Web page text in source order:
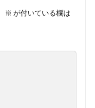
※ が付いている欄は